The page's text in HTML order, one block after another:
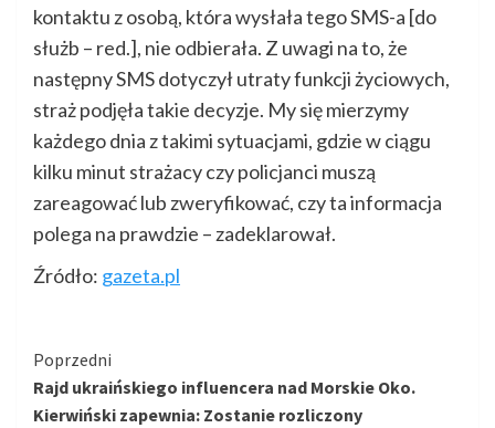
kontaktu z osobą, która wysłała tego SMS-a [do
służb – red.], nie odbierała. Z uwagi na to, że
następny SMS dotyczył utraty funkcji życiowych,
straż podjęła takie decyzje. My się mierzymy
każdego dnia z takimi sytuacjami, gdzie w ciągu
kilku minut strażacy czy policjanci muszą
zareagować lub zweryfikować, czy ta informacja
polega na prawdzie – zadeklarował.
Źródło: gazeta.pl
Kontynuuj
czytanie
Poprzedni
Rajd ukraińskiego influencera nad Morskie Oko.
Kierwiński zapewnia: Zostanie rozliczony